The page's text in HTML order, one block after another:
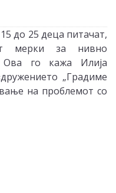
до 25 деца питачат,
мерки за нивно
го кажа Илија
„Градиме
на проблемот со